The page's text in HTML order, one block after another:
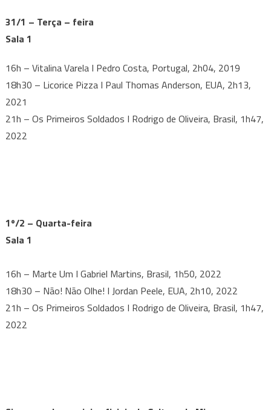
31/1 – Terça – feira
Sala 1
16h – Vitalina Varela I Pedro Costa, Portugal, 2h04, 2019
18h30 – Licorice Pizza I Paul Thomas Anderson, EUA, 2h13,
2021
21h – Os Primeiros Soldados I Rodrigo de Oliveira, Brasil, 1h47,
2022
1º/2 – Quarta-feira
Sala 1
16h – Marte Um I Gabriel Martins, Brasil, 1h50, 2022
18h30 – Não! Não Olhe! I Jordan Peele, EUA, 2h10, 2022
21h – Os Primeiros Soldados I Rodrigo de Oliveira, Brasil, 1h47,
2022